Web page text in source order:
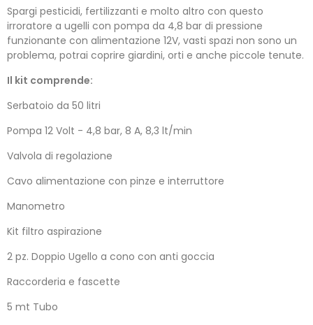
Spargi pesticidi, fertilizzanti e molto altro con questo
irroratore a ugelli con pompa da 4,8 bar di pressione
funzionante con alimentazione 12V, vasti spazi non sono un
problema, potrai coprire giardini, orti e anche piccole tenute.
Il kit comprende:
Serbatoio da 50 litri
Pompa 12 Volt - 4,8 bar, 8 A, 8,3 lt/min
Valvola di regolazione
Cavo alimentazione con pinze e interruttore
Manometro
Kit filtro aspirazione
2 pz. Doppio Ugello a cono con anti goccia
Raccorderia e fascette
5 mt Tubo